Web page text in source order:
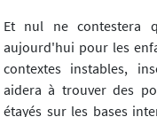
Et nul ne contestera
aujourd'hui pour les
contextes instables,
aidera à trouver des
étayés sur les bases